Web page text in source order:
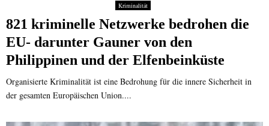
Kriminalität
821 kriminelle Netzwerke bedrohen die
EU- darunter Gauner von den
Philippinen und der Elfenbeinküste
Organisierte Kriminalität ist eine Bedrohung für die innere Sicherheit in
der gesamten Europäischen Union....